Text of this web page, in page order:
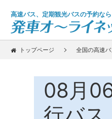
高速バス、定期観光バスの予約なら
トップページ 全国の高速
08月